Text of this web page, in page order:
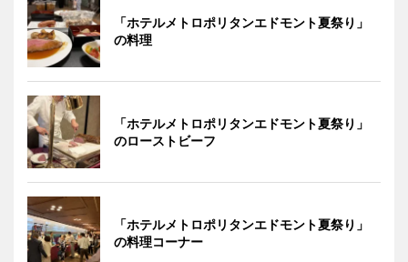
「ホテルメトロポリタンエドモント夏祭り」
の料理
「ホテルメトロポリタンエドモント夏祭り」
のローストビーフ
「ホテルメトロポリタンエドモント夏祭り」
の料理コーナー